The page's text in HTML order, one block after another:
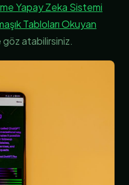
Yapay Zeka Sistemi
Tabloları Okuyan
göz atabilirsiniz.